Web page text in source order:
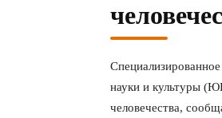
науки и культуры
человечества,